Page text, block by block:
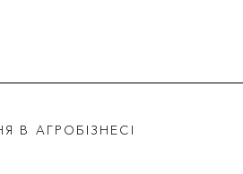
В АГРОБІЗНЕСІ